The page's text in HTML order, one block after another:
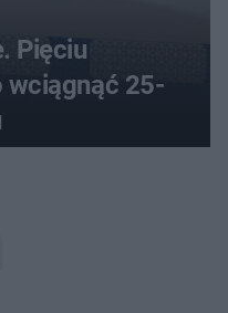
Pięciu
wciągnąć 25-